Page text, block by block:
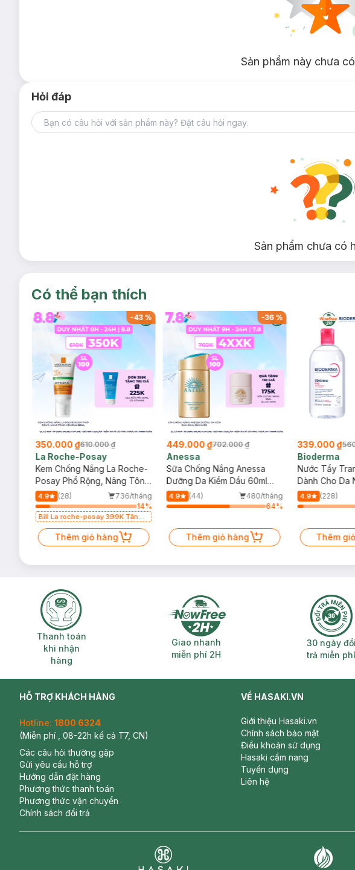
Sản phẩm này chưa
Hỏi đáp
Sản phẩm chưa có
Có thể bạn thích
-43%
350.000 ₫610.000 ₫
La Roche-Posay
Kem Chống Nắng La Roche-
Posay Phổ Rộng, Nâng Tông
Kiềm Dầu 50ml
4.9 (28)
736/tháng
14%
Bill La roche-posay 399K Tặng
50ml (SL có hạn)
Thêm giỏ hàng
-36%
449.000 ₫702.000 ₫
Anessa
Sữa Chống Nắng Anessa
Dưỡng Da Kiềm Dầu 60ml
(Bản Mới)
4.9 (44)
480/tháng
64%
Thêm giỏ hàng
339.000 ₫
Bioderma
Nước Tẩy
Dành Cho Da
500ml
4.9 (228)
Thêm
Thanh toán khi nhận hàng
Thanh toán
khi nhận
hàng
Giao nhanh miễn phí 2H
Giao nhanh
miễn phí 2H
30
30 ngày đổi
trả miễn phí
HỖ TRỢ KHÁCH HÀNG
Hotline: 1800 6324
(Miễn phí , 08-22h kể cả T7, CN)
Các câu hỏi thường gặp
Gửi yêu cầu hỗ trợ
Hướng dẫn đặt hàng
Phương thức thanh toán
Phương thức vận chuyển
Chính sách đổi trả
VỀ HASAKI.VN
Giới thiệu Hasaki.vn
Chính sách bảo mật
Điều khoản sử dụng
Hasaki cẩm nang
Tuyển dụng
Liên hệ